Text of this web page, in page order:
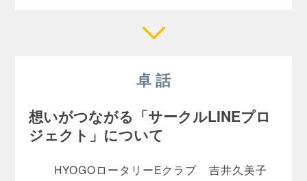
卓 話
想いがつながる「サークルLINEプロ
ジェクト」について
HYOGOロータリーEクラブ 吉井久美子